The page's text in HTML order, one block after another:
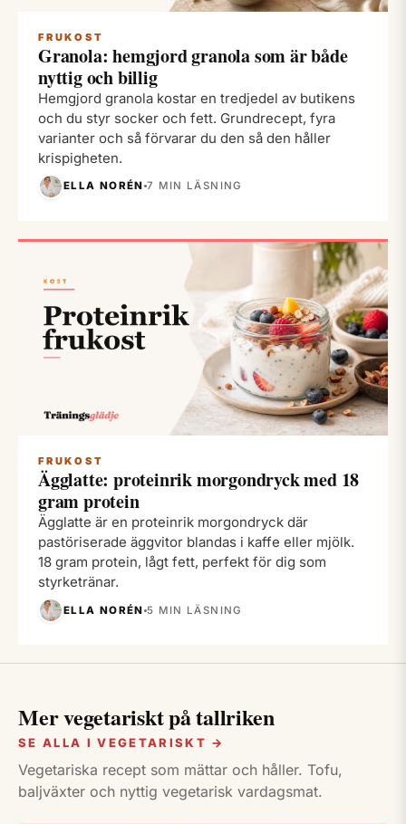
FRUKOST
Granola: hemgjord granola som är både
nyttig och billig
Hemgjord granola kostar en tredjedel av butikens
och du styr socker och fett. Grundrecept, fyra
varianter och så förvarar du den så den håller
krispigheten.
ELLA NORÉN 7 MIN LÄSNING
FRUKOST
Ägglatte: proteinrik morgondryck med 18
gram protein
Ägglatte är en proteinrik morgondryck där
pastöriserade äggvitor blandas i kaffe eller mjölk.
18 gram protein, lågt fett, perfekt för dig som
styrketränar.
ELLA NORÉN 5 MIN LÄSNING
Mer vegetariskt på tallriken
SE ALLA I VEGETARISKT →
Vegetariska recept som mättar och håller. Tofu,
baljväxter och nyttig vegetarisk vardagsmat.